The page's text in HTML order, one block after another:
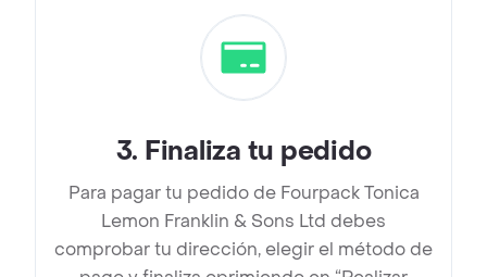
3. Finaliza tu pedido
Para pagar tu pedido de Fourpack Tonica
Lemon Franklin & Sons Ltd debes
comprobar tu dirección, elegir el método de